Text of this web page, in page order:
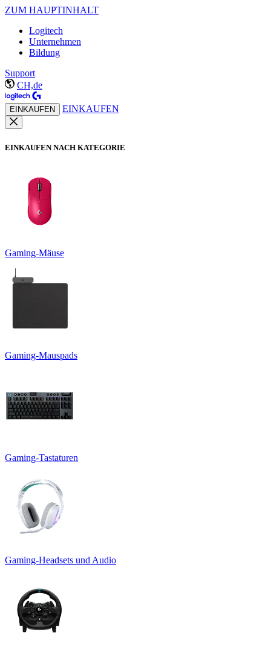
ZUM HAUPTINHALT
Logitech
Unternehmen
Bildung
Support
CH,de
EINKAUFEN EINKAUFEN
EINKAUFEN NACH KATEGORIE
Gaming-Mäuse
Gaming-Mauspads
Gaming-Tastaturen
Gaming-Headsets und Audio